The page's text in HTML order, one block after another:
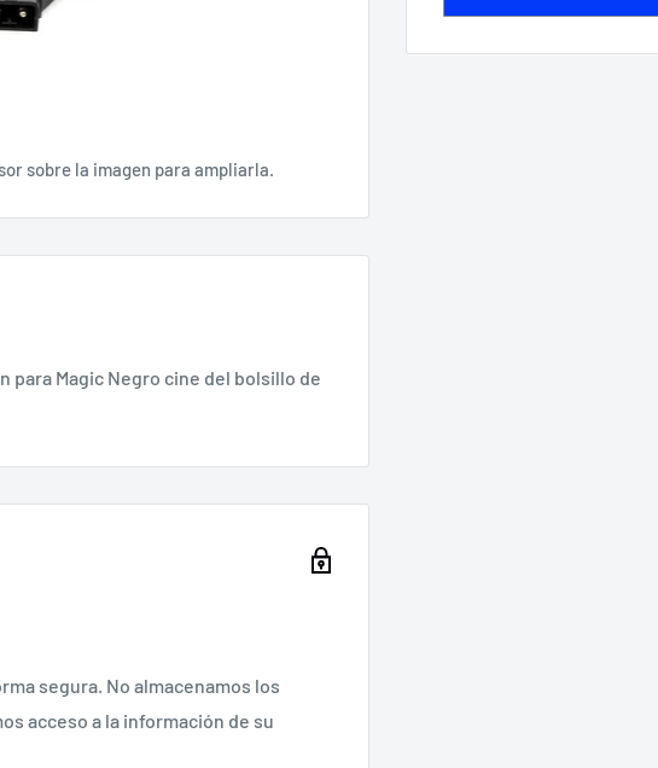
sobre la imagen para ampliarla.
para Magic Negro cine del bolsillo de
segura. No almacenamos los
acceso a la información de su